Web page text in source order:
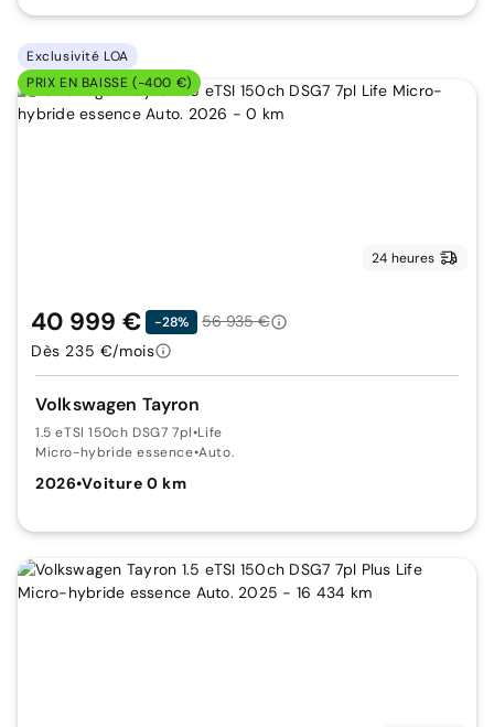
Exclusivité LOA
PRIX EN BAISSE (-400 €)
24 heures
Volkswagen Tayron
1.5 eTSI 150ch DSG7 7pl•Life
Micro-hybride essence•Auto.
2026•Voiture 0 km
40 999 € -28%
56 935 €
Dès 235 €/mois